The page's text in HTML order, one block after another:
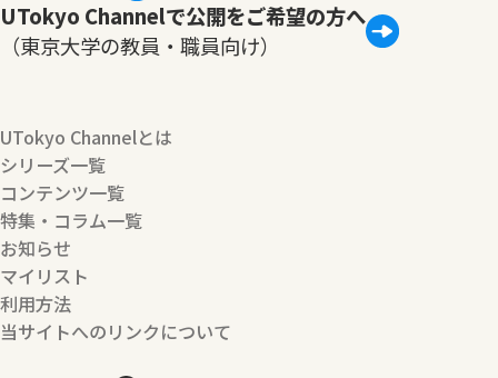
UTokyo Channelで公開をご希望の方へ
（東京大学の教員・職員向け）
UTokyo Channelとは
シリーズ一覧
コンテンツ一覧
特集・コラム一覧
お知らせ
マイリスト
利用方法
当サイトへのリンクについて